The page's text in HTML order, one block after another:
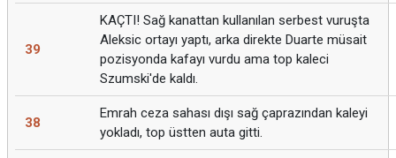
39
KAÇTI! Sağ kanattan kullanılan serbest vuruşta
Aleksic ortayı yaptı, arka direkte Duarte müsait
pozisyonda kafayı vurdu ama top kaleci
Szumski'de kaldı.
38
Emrah ceza sahası dışı sağ çaprazından kaleyi
yokladı, top üstten auta gitti.